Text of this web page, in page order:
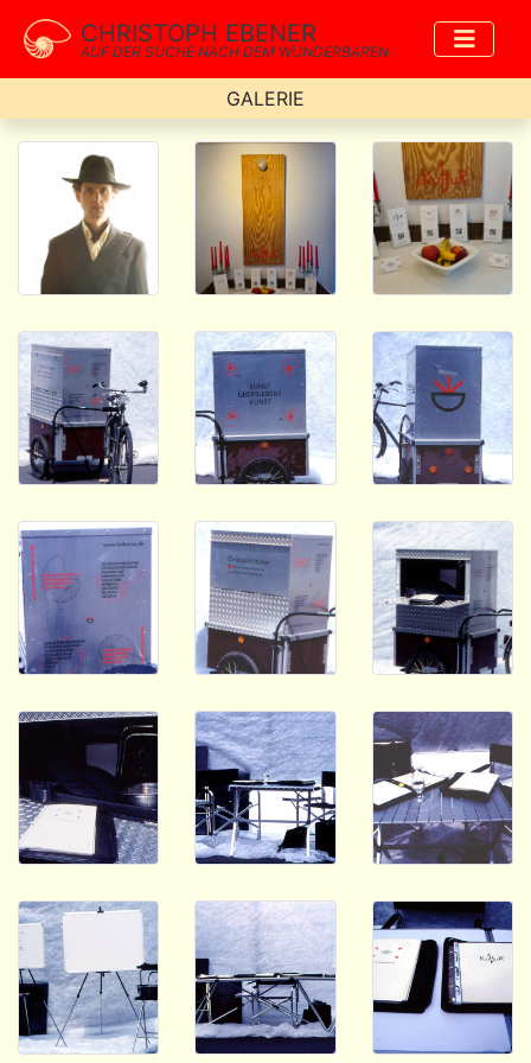
CHRISTOPH EBENER
AUF DER SUCHE NACH DEM WUNDERBAREN
GALERIE